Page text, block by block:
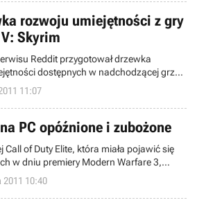
rozwoju umiejętności z gry
Skyrim
Reddit przygotował drzewka
dostępnych w nadchodzącej grze
11:07
PC opóźnione i zubożone
Call of Duty Elite, która miała pojawić się
w dniu premiery Modern Warfare 3,
osobistych.
2011 10:40